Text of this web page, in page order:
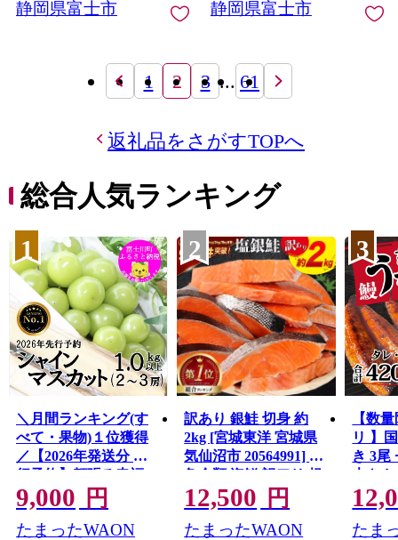
静岡県富士市 静岡県富士市
1 2 3 ... 61
返礼品をさがすTOPへ
総合人気ランキング
1
＼月間ランキング(す
べて・果物)１位獲得
／【2026年発送分 先
行予約】頬張る幸福
感 〜緑の宝石・ シ
ャインマスカット 〜
１ｋｇ以上（２〜３
9,000 円
たまったWAON
2
訳あり 銀鮭 切身 約
2kg [宮城東洋 宮城県
気仙沼市 20564991] 鮭
魚介類 海鮮 訳アリ 規
格外 不揃い さけ サケ
鮭切身 シャケ 切り身
冷凍 家庭用 おかず 弁
12,500 円
たまったWAON
3
【数
リ 】
き 3尾
大き
レ・
鰻 ふ
な重
たま